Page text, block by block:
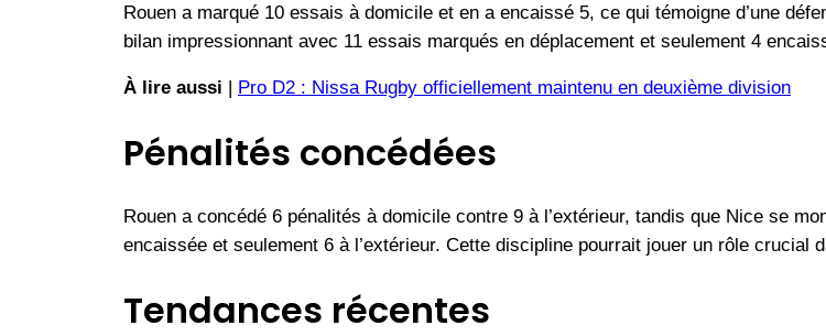
Rouen a marqué 10 essais à domicile et en a encaissé 5, ce qui témoigne d’une
bilan impressionnant avec 11 essais marqués en déplacement et seulement 4
À lire aussi Pro D2 : Nissa Rugby officiellement maintenu en deuxième division
Pénalités concédées
Rouen a concédé 6 pénalités à domicile contre 9 à l’extérieur, tandis que Nice se
encaissée et seulement 6 à l’extérieur. Cette discipline pourrait jouer un rôle crucial
Tendances récentes